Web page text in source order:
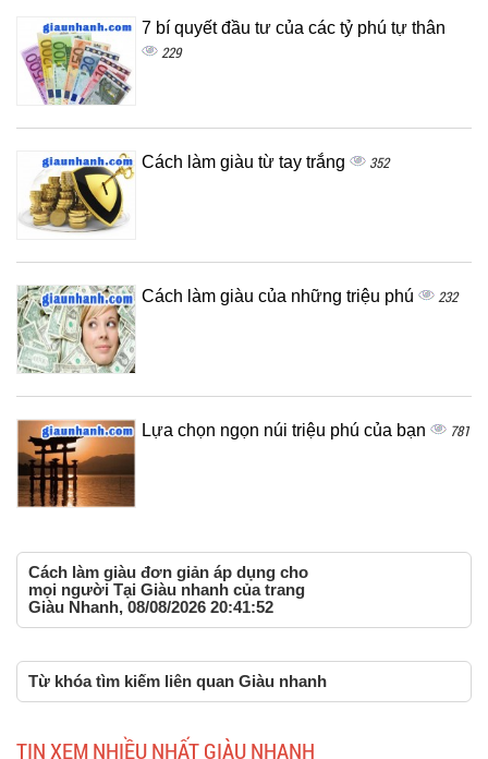
7 bí quyết đầu tư của các tỷ phú tự thân
229
Cách làm giàu từ tay trắng 352
Cách làm giàu của những triệu phú 232
Lựa chọn ngọn núi triệu phú của bạn 781
Cách làm giàu đơn giản áp dụng cho
mọi người Tại Giàu nhanh của trang
Giàu Nhanh, 08/08/2026 20:41:52
Từ khóa tìm kiếm liên quan Giàu nhanh
TIN XEM NHIỀU NHẤT GIÀU NHANH